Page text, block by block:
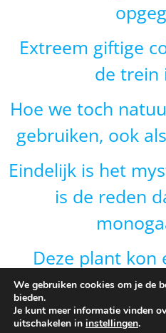
Extreem giftige
de trein
Hoe we toch
gebruiken, ook
Eindelijk is het
is de reden
Deze plant kon
gebied veroveren
veranderen en
We gebruiken cookies om je de
bieden.
Je kunt meer informatie vinden
uitschakelen in instellingen.